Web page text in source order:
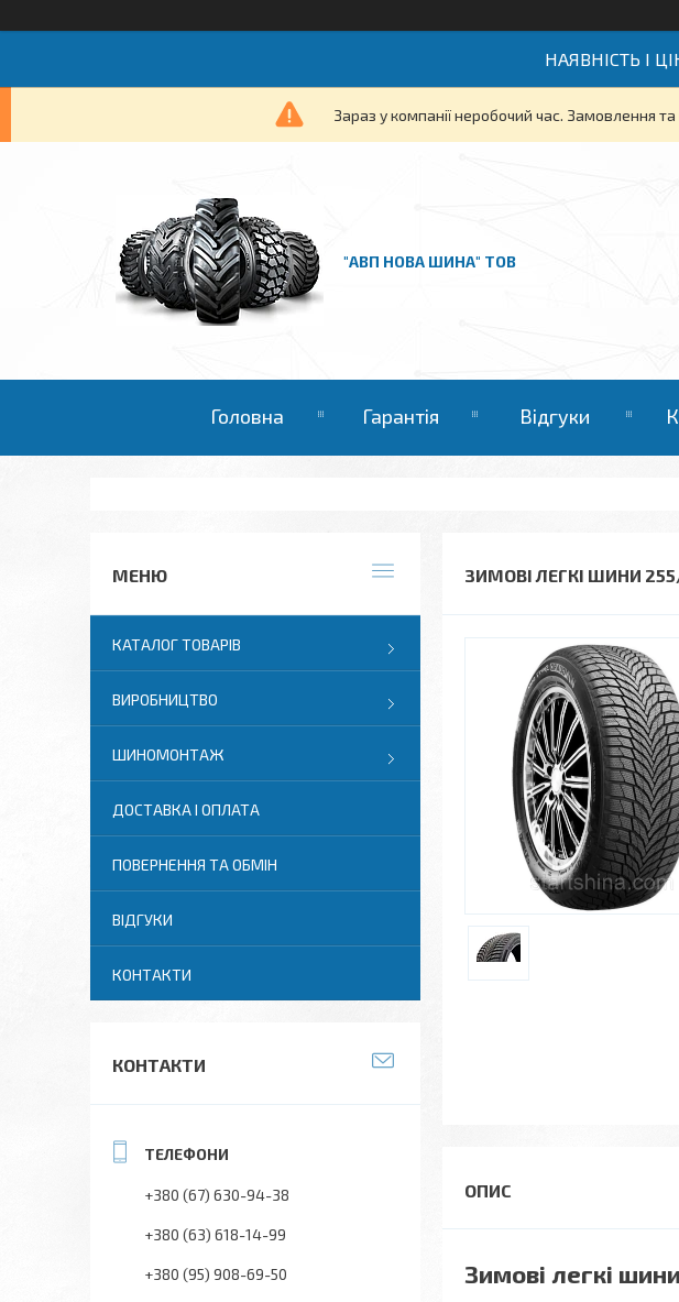
НАЯВНІСТЬ І
Зараз у компанії неробочий час. Замовлення
"АВП НОВА ШИНА" ТОВ
Головна Гарантія Відгуки
ЗИМОВІ ЛЕГКІ ШИНИ 255/
Зимові легкі
КАТАЛОГ ТОВАРІВ
ВИРОБНИЦТВО
ШИНОМОНТАЖ
ДОСТАВКА І ОПЛАТА
ПОВЕРНЕННЯ ТА ОБМІН
ВІДГУКИ
КОНТАКТИ
КОНТАКТИ
+380 (67) 630-94-38
+380 (63) 618-14-99
+380 (95) 908-69-50